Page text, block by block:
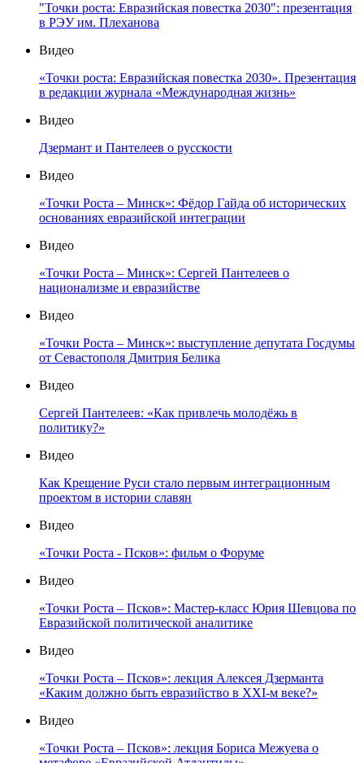
"Точки роста: Евразийская повестка 2030": презентация
в РЭУ им. Плеханова
Видео
«Точки роста: Евразийская повестка 2030». Презентация
в редакции журнала «Международная жизнь»
Видео
Дзермант и Пантелеев о русскости
Видео
«Точки Роста – Минск»: Фёдор Гайда об исторических
основаниях евразийской интеграции
Видео
«Точки Роста – Минск»: Сергей Пантелеев о
национализме и евразийстве
Видео
«Точки Роста – Минск»: выступление депутата Госдумы
от Севастополя Дмитрия Белика
Видео
Сергей Пантелеев: «Как привлечь молодёжь в
политику?»
Видео
Как Крещение Руси стало первым интеграционным
проектом в истории славян
Видео
«Точки Роста - Псков»: фильм о Форуме
Видео
«Точки Роста – Псков»: Мастер-класс Юрия Шевцова по
Евразийской политической аналитике
Видео
«Точки Роста – Псков»: лекция Алексея Дзерманта
«Каким должно быть евразийство в XXI-м веке?»
Видео
«Точки Роста – Псков»: лекция Бориса Межуева о